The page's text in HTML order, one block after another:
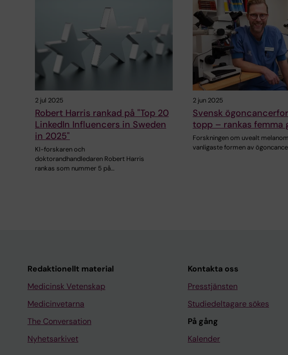
2 jul 2025
Robert Harris rankad på "Top 20
LinkedIn Influencers in Sweden
in 2025"
KI-forskaren och
doktorandhandledaren Robert Harris
rankas som nummer 5 på…
2 jun 2025
Svensk
topp – rankas femma
Forskningen om uvealt
vanligaste formen av
Redaktionellt material
Medicinsk Vetenskap
Medicinvetarna
The Conversation
Nyhetsarkivet
Kontakta oss
Presstjänsten
Studiedeltagare sökes
På gång
Kalender